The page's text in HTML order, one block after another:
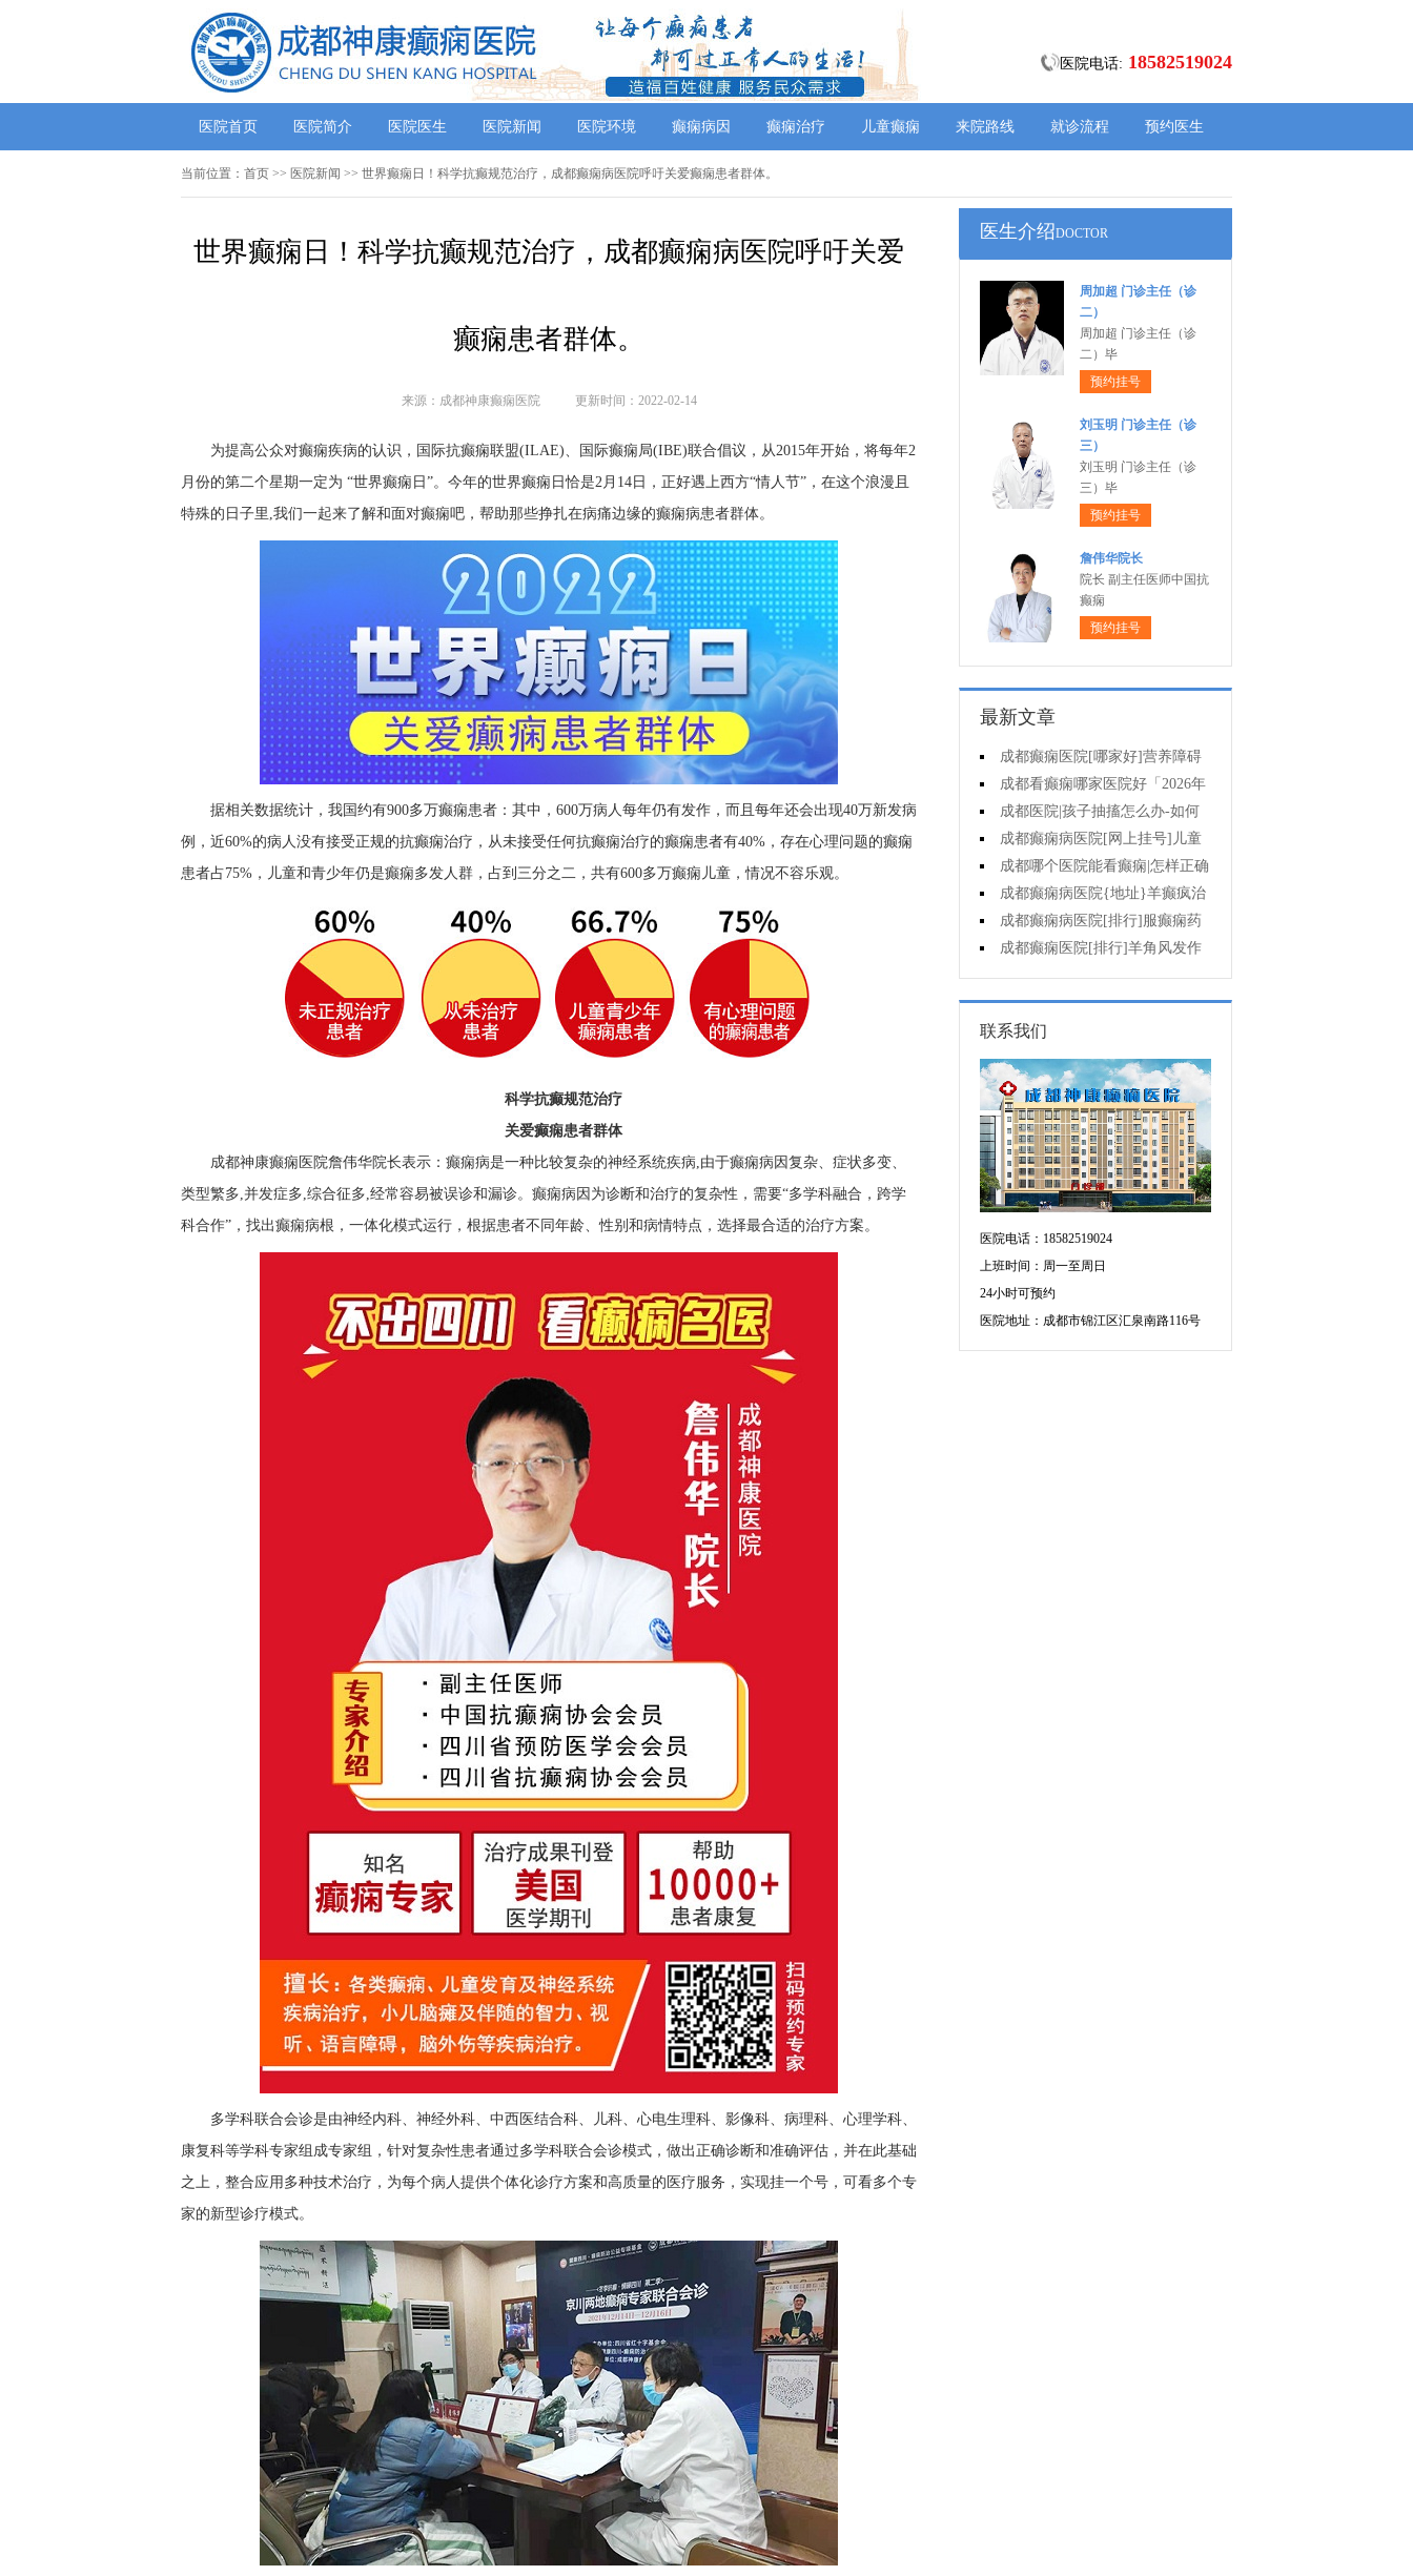
医院电话: 18582519024
医院首页 医院简介 医院医生 医院新闻 医院环境 癫痫病因 癫痫治疗 儿童癫痫 来院路线 就诊流程 预约医生
当前位置： 首页 >> 医院新闻 >> 世界癫痫日！科学抗癫规范治疗，成都癫痫病医院呼吁关爱癫痫患者群体。
世界癫痫日！科学抗癫规范治疗，成都癫痫病医院呼吁关爱
癫痫患者群体。
来源：成都神康癫痫医院 更新时间：2022-02-14
为提高公众对癫痫疾病的认识，国际抗癫痫联盟(ILAE)、国际癫痫局(IBE)联合倡议，从2015年开始，将每年2
月份的第二个星期一定为 “世界癫痫日”。今年的世界癫痫日恰是2月14日，正好遇上西方“情人节”，在这个浪漫且
特殊的日子里,我们一起来了解和面对癫痫吧，帮助那些挣扎在病痛边缘的癫痫病患者群体。
据相关数据统计，我国约有900多万癫痫患者：其中，600万病人每年仍有发作，而且每年还会出现40万新发病
例，近60%的病人没有接受正规的抗癫痫治疗，从未接受任何抗癫痫治疗的癫痫患者有40%，存在心理问题的癫痫
患者占75%，儿童和青少年仍是癫痫多发人群，占到三分之二，共有600多万癫痫儿童，情况不容乐观。
科学抗癫规范治疗
关爱癫痫患者群体
成都神康癫痫医院詹伟华院长表示：癫痫病是一种比较复杂的神经系统疾病,由于癫痫病因复杂、症状多变、
类型繁多,并发症多,综合征多,经常容易被误诊和漏诊。癫痫病因为诊断和治疗的复杂性，需要“多学科融合，跨学
科合作”，找出癫痫病根，一体化模式运行，根据患者不同年龄、性别和病情特点，选择最合适的治疗方案。
多学科联合会诊是由神经内科、神经外科、中西医结合科、儿科、心电生理科、影像科、病理科、心理学科、
康复科等学科专家组成专家组，针对复杂性患者通过多学科联合会诊模式，做出正确诊断和准确评估，并在此基础
之上，整合应用多种技术治疗，为每个病人提供个体化诊疗方案和高质量的医疗服务，实现挂一个号，可看多个专
家的新型诊疗模式。
医生介绍DOCTOR
周加超 门诊主任（诊
二）
周加超 门诊主任（诊
二）毕
预约挂号
刘玉明 门诊主任（诊
三）
刘玉明 门诊主任（诊
三）毕
预约挂号
詹伟华院长
院长 副主任医师中国抗
癫痫
预约挂号
最新文章
成都癫痫医院[哪家好]营养障碍
为什么会导致癫痫?
成都看癫痫哪家医院好「2026年
度公布」为什么得癫痫的人心理也
多半有问题?
成都医院|孩子抽搐怎么办-如何
区分抽动障碍和癫痫?
成都癫痫病医院[网上挂号]儿童
癫痫用药时要注意哪些?
成都哪个医院能看癫痫|怎样正确
认识癫痫?
成都癫痫病医院{地址}羊癫疯治
疗后要注意什么?
成都癫痫病医院[排行]服癫痫药
得注意什么?
成都癫痫医院[排行]羊角风发作
有哪些病因?
联系我们
医院电话：18582519024
上班时间：周一至周日
24小时可预约
医院地址：成都市锦江区汇泉南路116号